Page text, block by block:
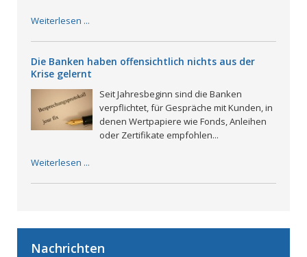
Weiterlesen ...
Die Banken haben offensichtlich nichts aus der
Krise gelernt
Seit Jahresbeginn sind die Banken
verpflichtet, für Gespräche mit Kunden, in
denen Wertpapiere wie Fonds, Anleihen
oder Zertifikate empfohlen...
Weiterlesen ...
Nachrichten